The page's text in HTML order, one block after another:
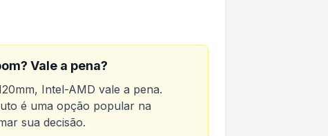
Vale a pena?
Intel-AMD vale a pena.
é uma opção popular na
sua decisão.